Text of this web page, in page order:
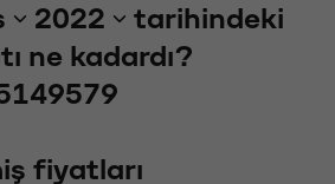
2022
tarihindeki
ne kadardı?
fiyatları